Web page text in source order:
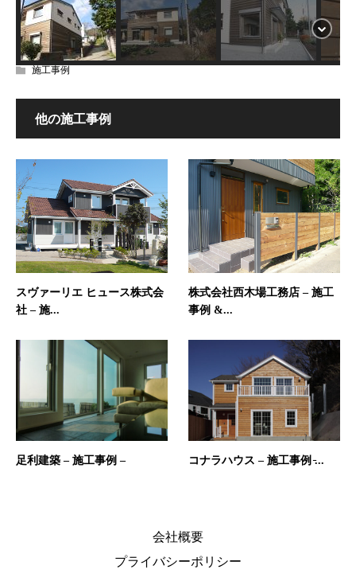
施工事例
他の施工事例
スヴァーリエ ヒュース株式会
社 – 施...
株式会社西木場工務店 – 施工
事例 &...
足利建築 – 施工事例 – コナラハウス – 施工事例 ̵...
会社概要
プライバシーポリシー